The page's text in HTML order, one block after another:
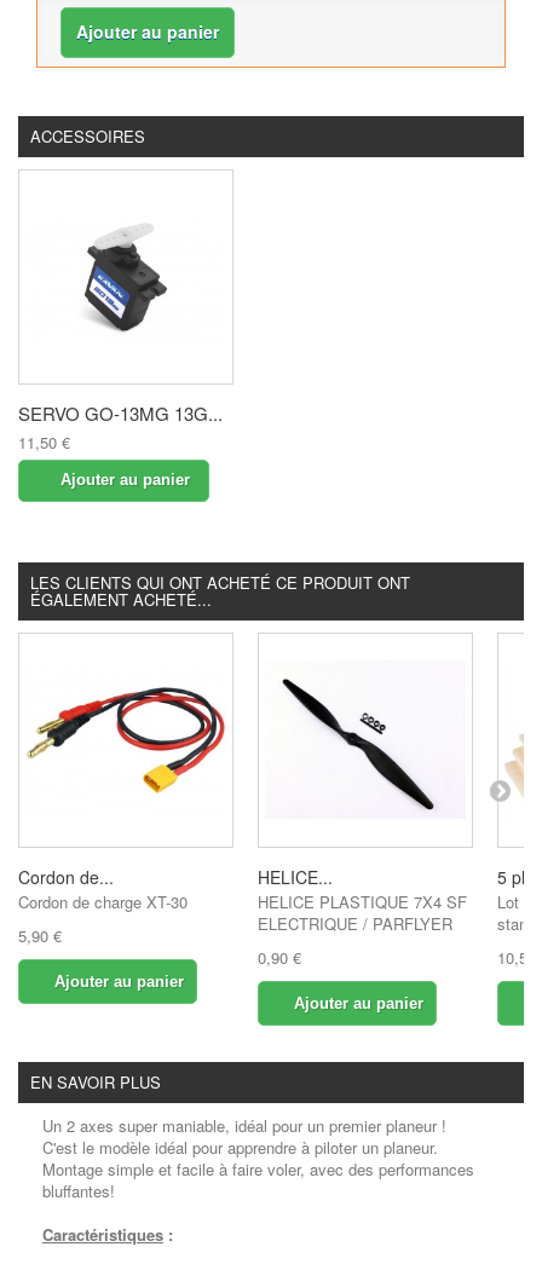
Ajouter au panier
ACCESSOIRES
SERVO GO-13MG 13G...
11,50 €
Ajouter au panier
LES CLIENTS QUI ONT ACHETÉ CE PRODUIT ONT
ÉGALEMENT ACHETÉ...
Cordon de...
Cordon de charge XT-30
5,90 €
Ajouter au panier
HELICE...
HELICE PLASTIQUE 7X4 SF
ELECTRIQUE / PARFLYER
0,90 €
Ajouter au panier
5
Lot
10,50
EN SAVOIR PLUS
Un 2 axes super maniable, idéal pour un premier planeur !
C'est le modèle idéal pour apprendre à piloter un planeur.
Montage simple et facile à faire voler, avec des performances
bluffantes!
Caractéristiques :